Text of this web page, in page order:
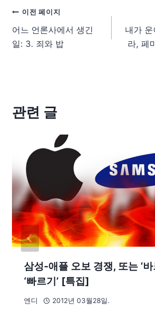
이전 페이지
어느 언론사에서 생긴
일: 3. 죄와 밥
내가
라, 페
관련 글
삼성-애플 오보 경쟁, 또는 ‘바
‘빠르기’ [특집]
엔디 2012년 03월28일.